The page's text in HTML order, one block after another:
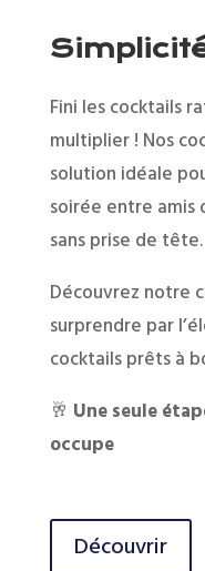
Fini les cocktails
multiplier ! Nos
solution idéale
soirée entre
sans prise de tête.
Découvrez notre
surprendre par
cocktails prêts à
🥂 Une seule
occupe
Découvrir